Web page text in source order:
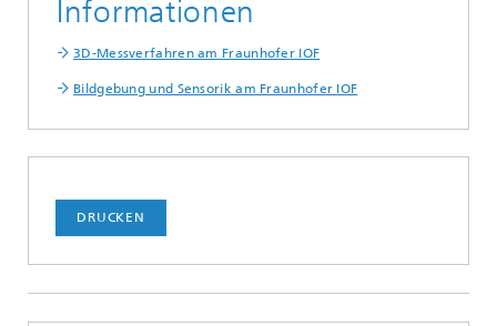
Informationen
3D-Messverfahren am Fraunhofer IOF
Bildgebung und Sensorik am Fraunhofer IOF
DRUCKEN